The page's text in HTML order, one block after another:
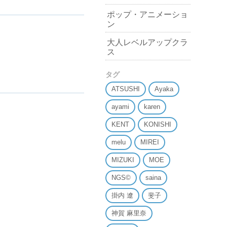
ポップ・アニメーショ
ン
大人レベルアップクラ
ス
タグ
ATSUSHI Ayaka
ayami karen
KENT KONISHI
melu MIREI
MIZUKI MOE
NGS© saina
掛内 遼 斐子
神賀 麻里奈